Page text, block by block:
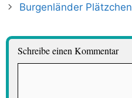
Burgenländer Plätzchen
Schreibe einen Kommentar